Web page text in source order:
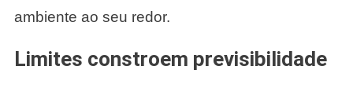
ambiente ao seu redor.
Limites constroem previsibilidade